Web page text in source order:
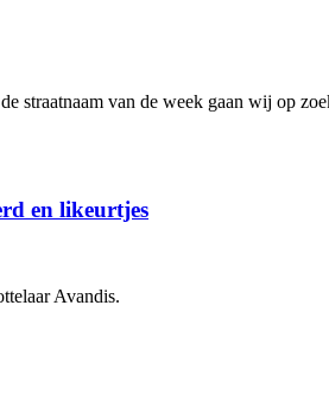
straatnaam van de week gaan wij op
en likeurtjes
Avandis.